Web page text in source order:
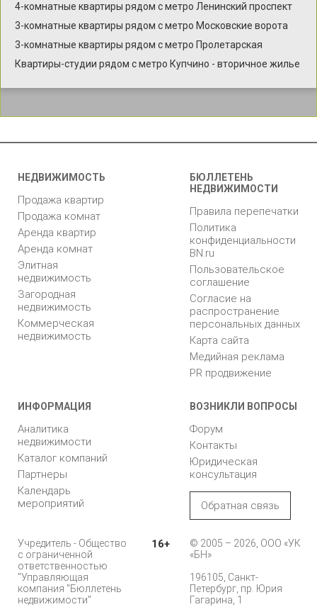
4-комнатные квартиры рядом с метро Ленинский проспект
3-комнатные квартиры рядом с метро Московские ворота
3-комнатные квартиры рядом с метро Пролетарская
Квартиры-студии рядом с метро Купчино - вторичное жилье
НЕДВИЖИМОСТЬ
Продажа квартир
Продажа комнат
Аренда квартир
Аренда комнат
Элитная
недвижимость
Загородная
недвижимость
Коммерческая
недвижимость
БЮЛЛЕТЕНЬ
НЕДВИЖИМОСТИ
Правила перепечатки
Политика
конфиденциальности
BN.ru
Пользовательское
соглашение
Согласие на
распространение
персональных данных
Карта сайта
Медийная реклама
PR продвижение
ИНФОРМАЦИЯ
Аналитика
недвижимости
Каталог компаний
Партнеры
Календарь
мероприятий
ВОЗНИКЛИ ВОПРОСЫ
Форум
Контакты
Юридическая
консультация
Обратная связь
Учредитель - Общество
с ограниченной
ответственностью
"Управляющая
компания "Бюллетень
недвижимости"
16+
© 2005 – 2026, ООО «УК
«БН»
196105, Санкт-
Петербург, пр. Юрия
Гагарина, 1